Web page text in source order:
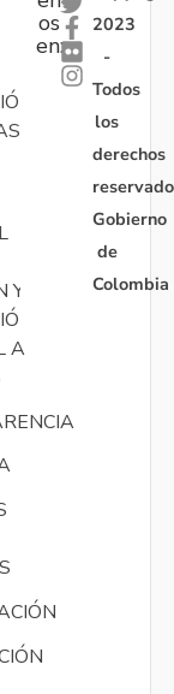
Y
A
os
en:
2023
-
Todos
los
derechos
Gobierno
de
Colombia